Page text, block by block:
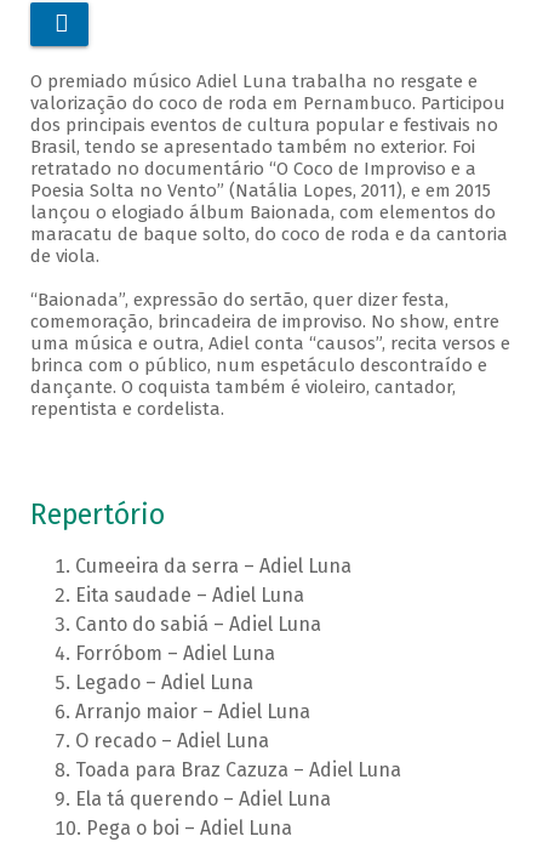

O premiado músico Adiel Luna trabalha no resgate e
valorização do coco de roda em Pernambuco. Participou
dos principais eventos de cultura popular e festivais no
Brasil, tendo se apresentado também no exterior. Foi
retratado no documentário “O Coco de Improviso e a
Poesia Solta no Vento” (Natália Lopes, 2011), e em 2015
lançou o elogiado álbum Baionada, com elementos do
maracatu de baque solto, do coco de roda e da cantoria
de viola.
“Baionada”, expressão do sertão, quer dizer festa,
comemoração, brincadeira de improviso. No show, entre
uma música e outra, Adiel conta “causos”, recita versos e
brinca com o público, num espetáculo descontraído e
dançante. O coquista também é violeiro, cantador,
repentista e cordelista.
Repertório
Cumeeira da serra – Adiel Luna
Eita saudade – Adiel Luna
Canto do sabiá – Adiel Luna
Forróbom – Adiel Luna
Legado – Adiel Luna
Arranjo maior – Adiel Luna
O recado – Adiel Luna
Toada para Braz Cazuza – Adiel Luna
Ela tá querendo – Adiel Luna
Pega o boi – Adiel Luna